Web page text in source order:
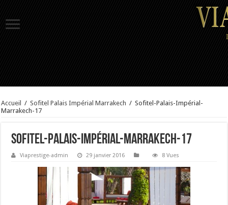
Accueil / Sofitel Palais Impérial Marrakech / Sofitel-Palais-Impérial-
Marrakech-17
Sofitel-Palais-Impérial-Marrakech-17
Viaprestige-admin 29 janvier 2016 8 Vues